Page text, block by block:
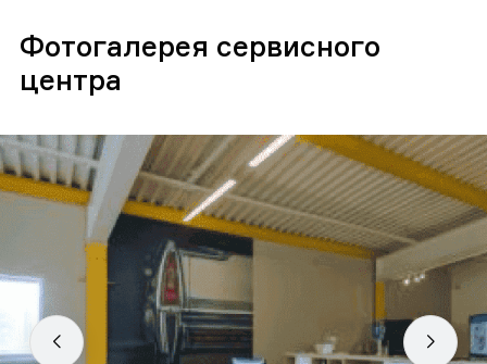
Фотогалерея сервисного
центра